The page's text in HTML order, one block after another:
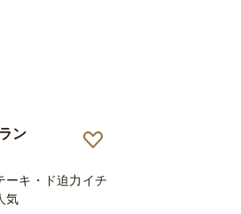
ン
ーキ・ド迫力イチ
気